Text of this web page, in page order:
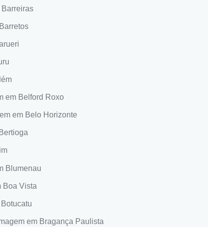
em Belford Roxo
em Belo Horizonte
Blumenau
Boa Vista
em Bragança Paulista